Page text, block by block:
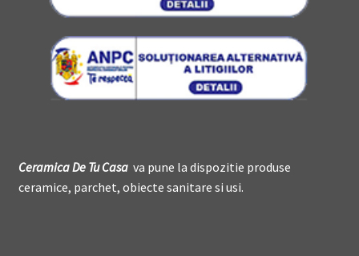
Ceramica DeTu Casava pune la dispozitie produse
ceramice, parchet, obiecte sanitare si usi.